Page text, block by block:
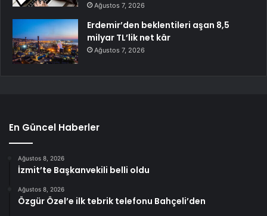
Ağustos 7, 2026
Erdemir’den beklentileri aşan 8,5
milyar TL’lik net kâr
Ağustos 7, 2026
En Güncel Haberler
Ağustos 8, 2026
İzmit’te Başkanvekili belli oldu
Ağustos 8, 2026
Özgür Özel’e ilk tebrik telefonu Bahçeli’den